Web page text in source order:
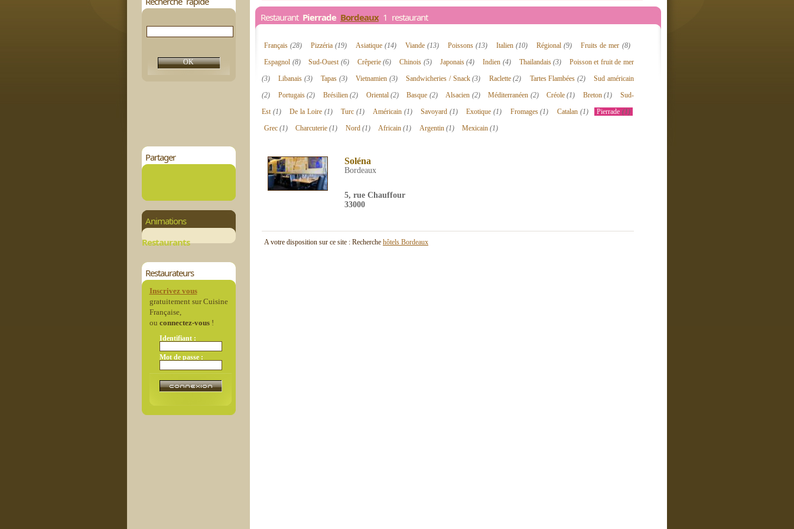
Partager
Animations
Restaurants
Restaurateurs
Inscrivez vous
gratuitement sur Cuisine
Française,
ou connectez-vous!
Identifiant :
Mot de passe :
Restaurant Pierrade Bordeaux1 restaurant
Français(28) Pizzéria(19) Asiatique(14) Viande(13) Poissons(13) Italien(10) Régional(9) Fruits de mer (8)
Espagnol (8) Sud-Ouest (6) Crêperie(6) Chinois (5) Japonais(4) Indien (4) Thailandais(3)
Poisson et fruit de mer
(3)
Libanais (3) Tapas (3) Vietnamien (3) Sandwicheries / Snack(3) Raclette(2) Tartes Flambées(2)
Sud américain
(2)
Portugais (2) Brésilien (2) Oriental (2) Basque (2) Alsacien (2) Méditerranéen (2) Créole(1) Breton(1)
Sud-
Est (1) De la Loire (1) Turc (1) Américain(1) Savoyard(1) Exotique(1) Fromages(1) Catalan (1) Pierrade (1)
Grec (1) Charcuterie(1) Nord (1) Africain(1) Argentin (1) Mexicain (1)
Soléna
Bordeaux
5, rue Chauffour
33000
A votre disposition sur ce site : Recherche hôtels Bordeaux